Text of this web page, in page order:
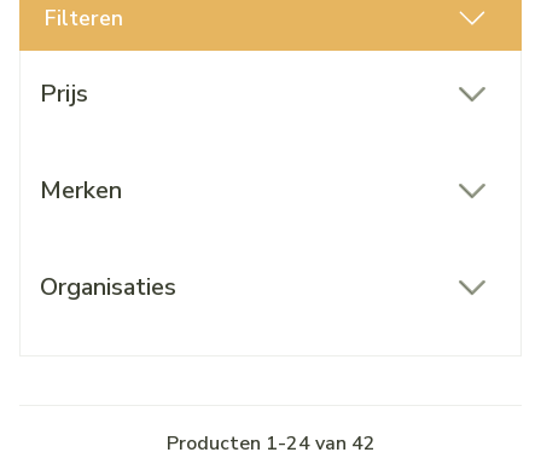
Filteren
Prijs
Merken
Organisaties
Producten 1-24van 42